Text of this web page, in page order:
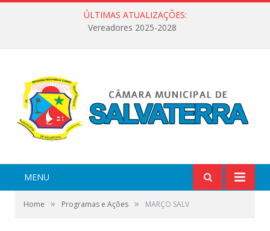
ÚLTIMAS ATUALIZAÇÕES:
Vereadores 2025-2028
MENU
Home » Programas e Ações » MARÇO SALV